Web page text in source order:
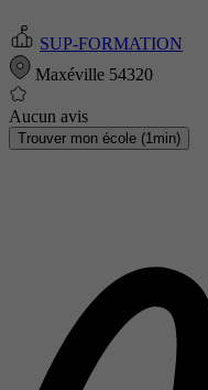
SUP-FORMATION
Maxéville 54320
Aucun avis
Trouver mon école (1min)